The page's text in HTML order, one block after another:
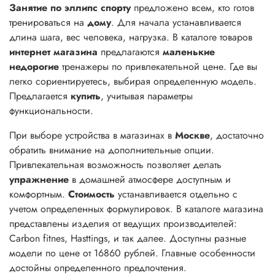
Занятие по эллипс спортупредложено всем, кто готов
тренироваться на дому. Для начала устанавливается
длина шага, вес человека, нагрузка. В каталоге товаров
интернет магазина предлагаются маленькие
недорогие тренажеры по привлекательной цене. Где вы
легко сориентируетесь, выбирая определенную модель.
Предлагается купить, учитывая параметры
функциональности.
При выборе устройства в магазинах в Москве, достаточно
обратить внимание на дополнительные опции.
Привлекательная возможность позволяет делать
упражнение в домашней атмосфере доступным и
комфортным. Стоимость устанавливается отдельно с
учетом определенных формулировок. В каталоге магазина
представлены изделия от ведущих производителей:
Carbon fitnes, Hasttings, и так далее. Доступны разные
модели по цене от 16860 рублей. Главные особенности
достойны определенного предпочтения.